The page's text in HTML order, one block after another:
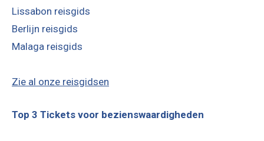
Lissabon reisgids
Berlijn reisgids
Malaga reisgids
Zie al onze reisgidsen
Top 3 Tickets voor bezienswaardigheden